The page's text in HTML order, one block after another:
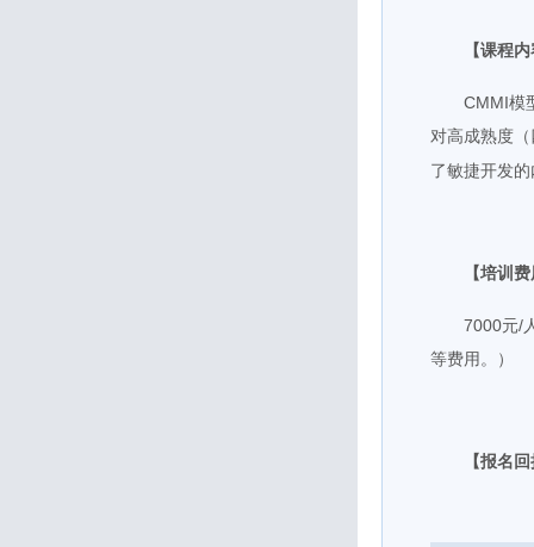
【课程
CMMI模
对高成熟度
了敏捷开发
【培训
7000元/
等费用。）
【报名